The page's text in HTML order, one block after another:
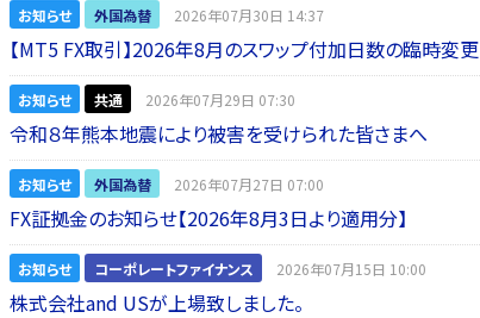
お知らせ 外国為替 2026年07月30日 14:37
【MT5 FX取引】2026年8月のスワップ付加日数の臨時変更
お知らせ 共通 2026年07月29日 07:30
令和８年熊本地震により被害を受けられた皆さまへ
お知らせ 外国為替 2026年07月27日 07:00
FX証拠金のお知らせ【2026年8月3日より適用分】
お知らせ コーポレートファイナンス 2026年07月15日 10:00
株式会社and USが上場致しました。